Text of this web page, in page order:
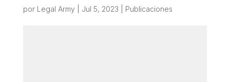
por Legal Army Jul 5, 2023 Publicaciones